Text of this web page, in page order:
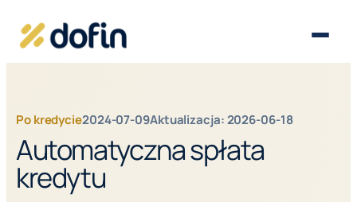
Otwórz
Po kredycie2024-07-09Aktualizacja: 2026-06-18
Automatyczna spłata
kredytu